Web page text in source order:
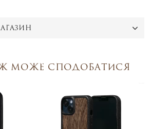
може сподобатися